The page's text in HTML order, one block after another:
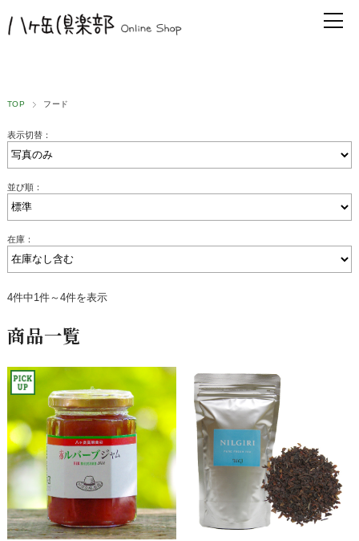
TOP フード
表示切替：
並び順：
在庫：
4件中1件～4件を表示
商品一覧